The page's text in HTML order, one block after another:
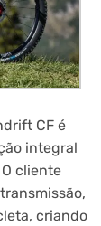
CF é
integral
cliente
criando